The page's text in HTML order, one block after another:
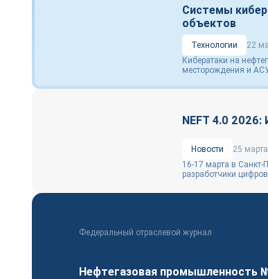
Системы
объектов
Технологии
22
Кибератаки на
месторождения и
NEFT 4.0
Новости
25
16-17 марта в Санкт-
разработчики
Федеральный отраслевой журнал
Нефтегазовая промышленность